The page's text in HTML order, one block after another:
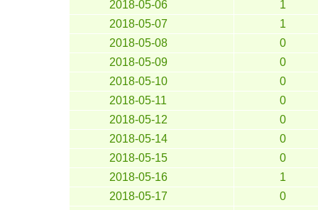
2018-05-06
1
2018-05-07
1
2018-05-08
0
2018-05-09
0
2018-05-10
0
2018-05-11
0
2018-05-12
0
2018-05-14
0
2018-05-15
0
2018-05-16
1
2018-05-17
0